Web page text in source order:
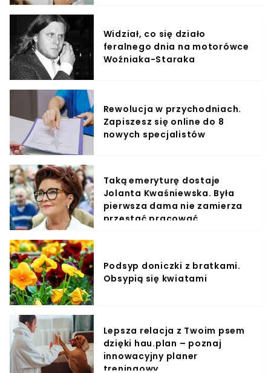
Widział, co się działo
feralnego dnia na motorówce
Woźniaka-Staraka
Rewolucja w przychodniach.
Zapiszesz się online do 8
nowych specjalistów
Taką emeryturę dostaje
Jolanta Kwaśniewska. Była
pierwsza dama nie zamierza
przestać pracować
Podsyp doniczki z bratkami.
Obsypią się kwiatami
Lepsza relacja z Twoim psem
dzięki hau.plan – poznaj
innowacyjny planer
treningowy